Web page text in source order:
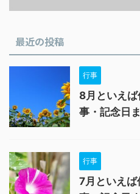
最近の投稿
行事
8月といえ
事・記念日
行事
7月といえ